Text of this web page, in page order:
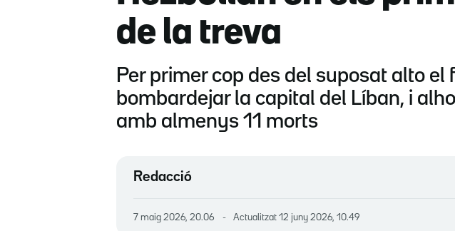
de la treva
Per primer cop des del suposat alto
bombardejar la capital del Líban, i
amb almenys 11 morts
Redacció
7 maig 2026, 20.06 Actualitzat 12 juny 2026, 10.49